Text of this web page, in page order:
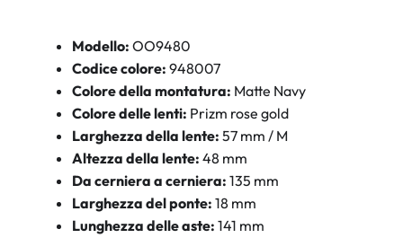
Modello: OO9480
Codice colore: 948007
Colore della montatura: Matte Navy
Colore delle lenti: Prizm rose gold
Larghezza della lente: 57 mm / M
Altezza della lente: 48 mm
Da cerniera a cerniera: 135 mm
Larghezza del ponte: 18 mm
Lunghezza delle aste: 141 mm